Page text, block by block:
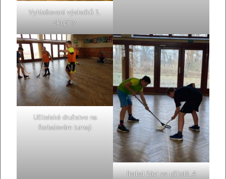
Vyhlašovaní výsledků 1.
skupiny
Učitelské družstvo na
florbalovém turnaji
florbal žáci vs učitelé_4